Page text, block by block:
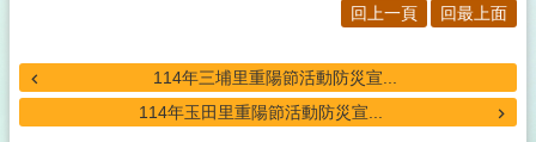
回上一頁 回最上面
114年三埔里重陽節活動防災宣...
114年玉田里重陽節活動防災宣...